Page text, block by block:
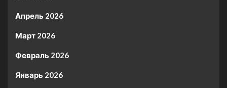
Апрель 2026
Март 2026
Февраль 2026
Январь 2026